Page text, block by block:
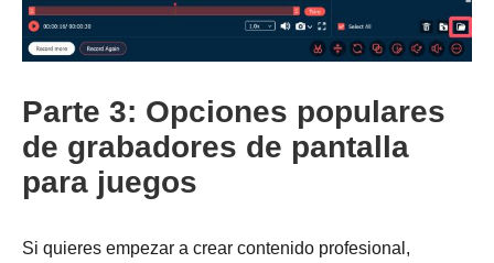
Parte 3: Opciones populares
de grabadores de pantalla
para juegos
Si quieres empezar a crear contenido profesional,